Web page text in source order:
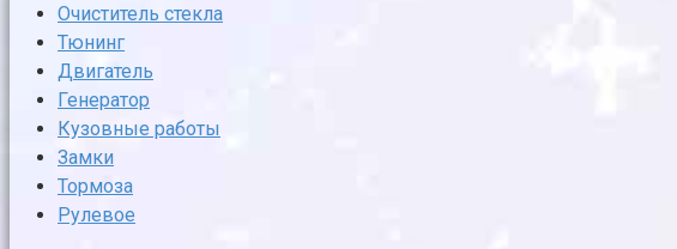
Очиститель стекла
Тюнинг
Двигатель
Генератор
Кузовные работы
Замки
Тормоза
Рулевое